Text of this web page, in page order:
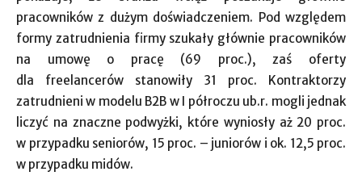
pracowników z dużym doświadczeniem. Pod względem
formy zatrudnienia firmy szukały głównie pracowników
na umowę o pracę (69 proc.), zaś oferty
dla freelancerów stanowiły 31 proc. Kontraktorzy
zatrudnieni w modelu B2B w I półroczu ub.r. mogli jednak
liczyć na znaczne podwyżki, które wyniosły aż 20 proc.
w przypadku seniorów, 15 proc. – juniorów i ok. 12,5 proc.
w przypadku midów.